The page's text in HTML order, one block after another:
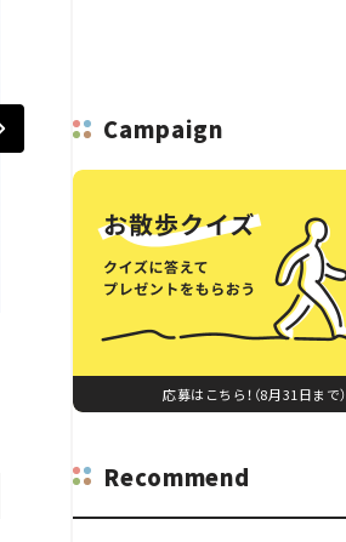
Campaign
応募はこちら！（8月31日まで）
Recommend